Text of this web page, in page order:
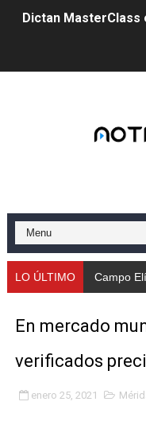
Dictan MasterClass
Gobernador
Mérida fortalece
Gobernación de
Fundecem ofrece
Gobierno
LO ÚLTIMO Campo
En mercado
verificados
enero 25, 2021